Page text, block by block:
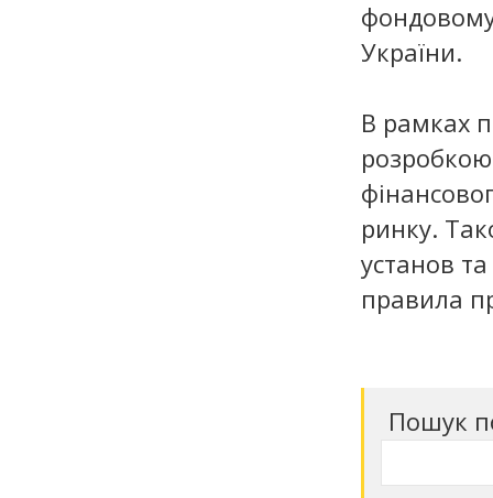
України.
В рамках
ринку.
установ
правила
Пошук